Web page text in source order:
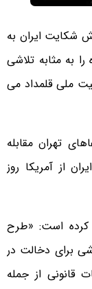
شکایت ایران به
به مثابه تلاشی
ملی قلمداد می
تهران مقابله
از آمریکا روز
کرده است: «طرح
برای دخالت در
قانونی از جمله